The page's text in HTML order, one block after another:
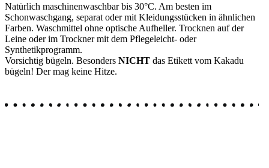
Natürlich maschinenwaschbar bis 30°C. Am besten im
Schonwaschgang, separat oder mit Kleidungsstücken in ähnlichen
Farben. Waschmittel ohne optische Aufheller. Trocknen auf der
Leine oder im Trockner mit dem Pflegeleicht- oder
Synthetikprogramm.
Vorsichtig bügeln. Besonders NICHT das Etikett vom Kakadu
bügeln! Der mag keine Hitze.